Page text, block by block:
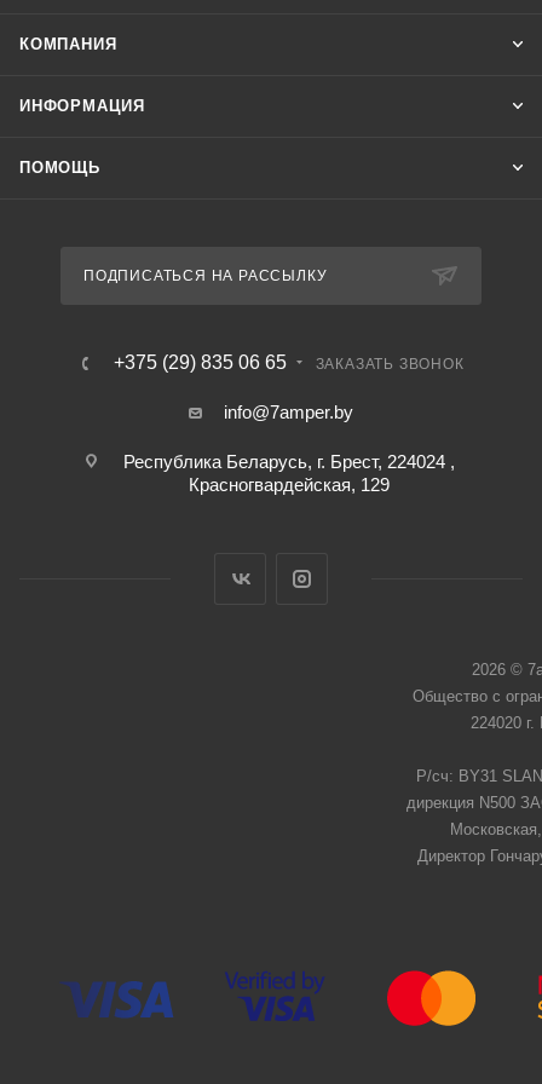
КОМПАНИЯ
ИНФОРМАЦИЯ
ПОМОЩЬ
ПОДПИСАТЬСЯ НА РАССЫЛКУ
+375 (29) 835 06 65 ЗАКАЗАТЬ ЗВОНОК
info@7amper.by
Республика Беларусь, г. Брест, 224024 ,
Красногвардейская, 129
2026 ©
Общество с
224020
Р/сч: BY31
дирекция N500
Директор